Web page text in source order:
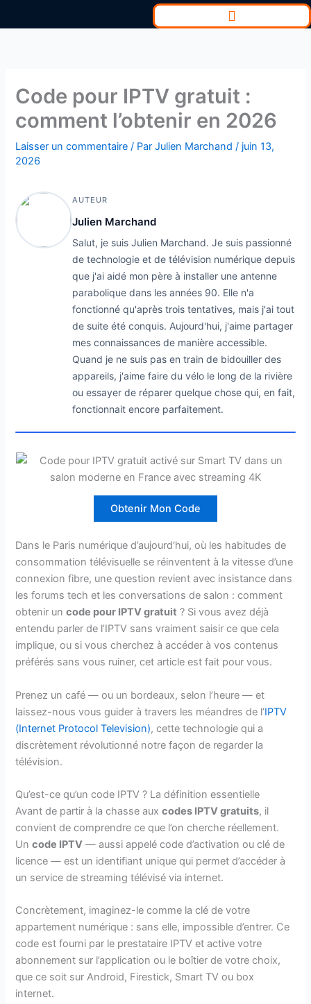
Code pour IPTV gratuit :
comment l’obtenir en 2026
Laisser un commentaire / ParJulien Marchand/ juin 13,
2026
AUTEUR
Julien Marchand
Salut, je suis Julien Marchand. Je suis passionné
de technologie et de télévision numérique depuis
que j'ai aidé mon père à installer une antenne
parabolique dans les années 90. Elle n'a
fonctionné qu'après trois tentatives, mais j'ai tout
de suite été conquis. Aujourd'hui, j'aime partager
mes connaissances de manière accessible.
Quand je ne suis pas en train de bidouiller des
appareils, j'aime faire du vélo le long de la rivière
ou essayer de réparer quelque chose qui, en fait,
fonctionnait encore parfaitement.
Obtenir Mon Code
Dans le Paris numérique d’aujourd’hui, où les habitudes de
consommation télévisuelle se réinventent à la vitesse d’une
connexion fibre, une question revient avec insistance dans
les forums tech et les conversations de salon : comment
obtenir uncode pour IPTV gratuit ? Si vous avez déjà
entendu parler de l’IPTV sans vraiment saisir ce que cela
implique, ou si vous cherchez à accéder à vos contenus
préférés sans vous ruiner, cet article est fait pour vous.
Prenez un café — ou un bordeaux, selon l’heure — et
laissez-nous vous guider à travers les méandres de l’IPTV
(Internet Protocol Television), cette technologie qui a
discrètement révolutionné notre façon de regarder la
télévision.
Qu’est-ce qu’un code IPTV ? La définition essentielle
Avant de partir à la chasse auxcodes IPTV gratuits, il
convient de comprendre ce que l’on cherche réellement.
Uncode IPTV — aussi appelé code d’activation ou clé de
licence — est un identifiant unique qui permet d’accéder à
un service de streaming télévisé via internet.
Concrètement, imaginez-le comme la clé de votre
appartement numérique : sans elle, impossible d’entrer. Ce
code est fourni par le prestataire IPTV et active votre
abonnement sur l’application ou le boîtier de votre choix,
que ce soit sur Android, Firestick, Smart TV ou box
internet.